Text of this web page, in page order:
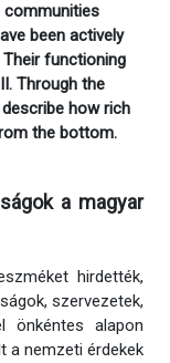
communities
been actively
functioning
Through the
how rich
the bottom.
a magyar
hirdették,
szervezetek,
önkéntes alapon
a nemzeti érdekek